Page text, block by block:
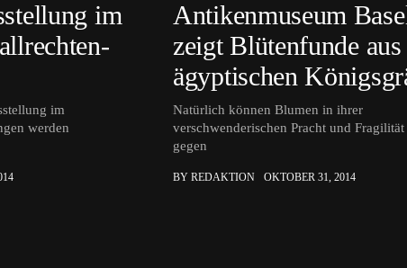
im
im
werden
Antikenmuseum
zeigt Blütenfunde aus
ägyptischen
Natürlich können Blumen in ihrer
verschwenderischen Pracht und
gegen
BY REDAKTION OKTOBER 31, 2014